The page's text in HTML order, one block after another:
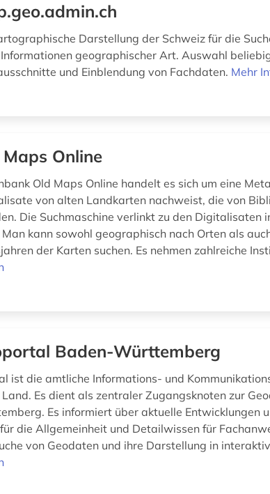
Darstellung der Schweiz für die
geographischer Art. Auswahl
und Einblendung von Fachdaten. Mehr
Online
Old Maps Online handelt es sich um eine
von alten Landkarten nachweist, die von
Die Suchmaschine verlinkt zu den Digitalisaten
kann sowohl geographisch nach Orten als
der Karten suchen. Es nehmen zahlreiche
Baden-Württemberg
ist die amtliche Informations- und
Es dient als zentraler Zugangsknoten zur
Es informiert über aktuelle Entwicklungen
die Allgemeinheit und Detailwissen für
von Geodaten und ihre Darstellung in